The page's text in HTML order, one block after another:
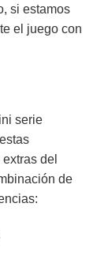
si estamos
el juego con
serie
del
de